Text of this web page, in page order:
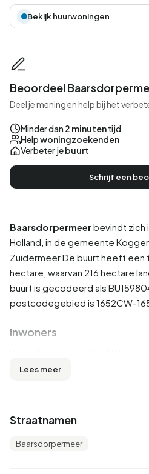
Baarsdorpermeerbevindt zich
Holland , in de gemeente
ZuidermeerDe buurt heeft een
hectare, waarvan 216 hectare
buurt is gecodeerd als
postcodegebied is 1652CW-
Inwoners
en 46,2% vrouw. De meeste
ongehuwd, 46,2% is gehuwd,
is verweduwd. 125 inwoners
Lees meer
Straatnamen
Baarsdorpermeer
Bekijk huurwoningen
Beoordeel
Deel je mening en help bij het
Minder dan 2 minutentijd
Helpwoningzoekenden
Verbeter jebuurt
Schrijf een